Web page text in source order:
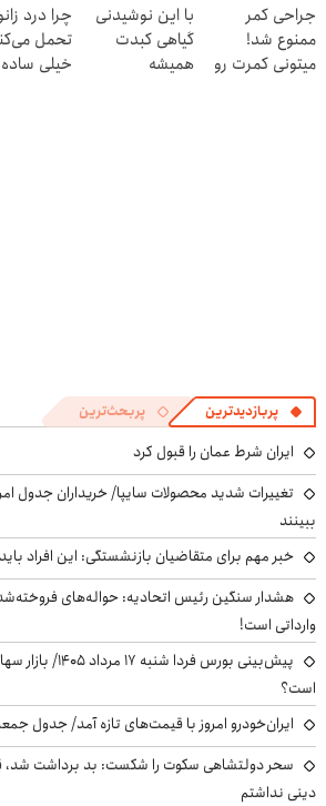
چند ساعت
بفروشش
جراحی کمر
ممنوع شد!
میتونی کمرت رو
با این نوشیدنی
گیاهی کبدت
همیشه
چرا درد
تحمل
خیلی ساده
پربازدیدترین پربحث‌ترین
ایران شرط عمان را قبول کرد
ببینند
خبر مهم برای متقاضیان بازنشستگی: این افراد باید ۵ سال بیشتر کار کنند
هشدار سنگین رئیس اتحادیه: حواله‌های
وارداتی است!
پیش‌بینی بورس فردا
است؟
ایران‌خودرو امروز با قیمت‌های تازه آمد/ جدول جمعه ۱۶ مرداد
سحر دولتشاهی سکوت را شکست: بد برداشت شد،
دینی نداشتم